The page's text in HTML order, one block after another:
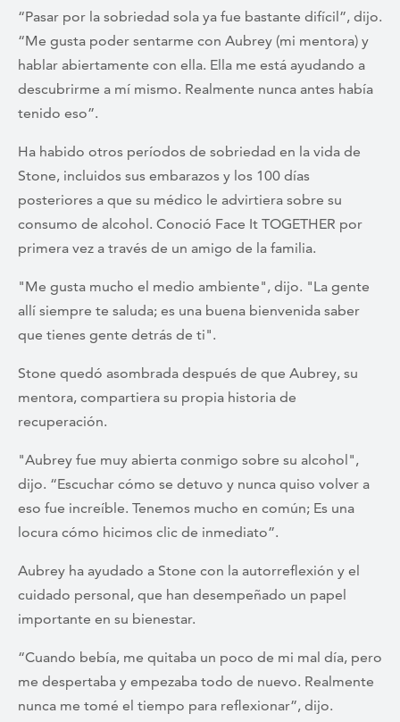
“Pasar por la sobriedad sola ya fue bastante difícil”, dijo.
“Me gusta poder sentarme con Aubrey (mi mentora) y
hablar abiertamente con ella. Ella me está ayudando a
descubrirme a mí mismo. Realmente nunca antes había
tenido eso”.
Ha habido otros períodos de sobriedad en la vida de
Stone, incluidos sus embarazos y los 100 días
posteriores a que su médico le advirtiera sobre su
consumo de alcohol. Conoció Face It TOGETHER por
primera vez a través de un amigo de la familia.
"Me gusta mucho el medio ambiente", dijo. "La gente
allí siempre te saluda; es una buena bienvenida saber
que tienes gente detrás de ti".
Stone quedó asombrada después de que Aubrey, su
mentora, compartiera su propia historia de
recuperación.
"Aubrey fue muy abierta conmigo sobre su alcohol",
dijo. “Escuchar cómo se detuvo y nunca quiso volver a
eso fue increíble. Tenemos mucho en común; Es una
locura cómo hicimos clic de inmediato”.
Aubrey ha ayudado a Stone con la autorreflexión y el
cuidado personal, que han desempeñado un papel
importante en su bienestar.
“Cuando bebía, me quitaba un poco de mi mal día, pero
me despertaba y empezaba todo de nuevo. Realmente
nunca me tomé el tiempo para reflexionar”, dijo.